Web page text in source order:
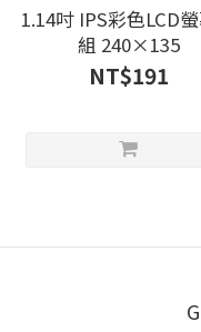
1.14吋 IPS彩色LCD
組 240×135
NT$191